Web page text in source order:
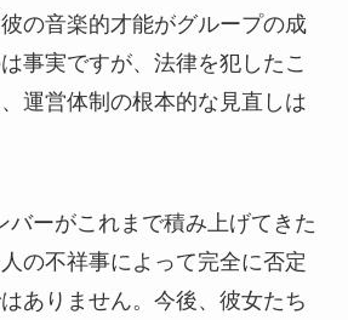
の音楽的才能がグループの成
事実ですが、法律を犯したこ
運営体制の根本的な見直しは
バーがこれまで積み上げてきた
の不祥事によって完全に否定
ありません。今後、彼女たち